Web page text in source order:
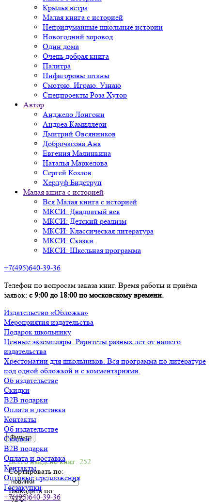
Крылья ветра
Малая книга с историей
Непридуманные школьные истории
Новогодний хоровод
Один дома
Очень добрая книга
Палитра
Пифагоровы штаны
Смотрю. Играю. Узнаю
Спецпроекты Роза Хутор
Автор
Анджело Лонгони
Андреа Камиллери
Дмитрий Овсянников
Доброчасова Аня
Евгения Малинкина
Наталья Маркелова
Сергей Козлов
Херлуф Бидструп
Малая книга с историей
Вся Малая книга с историей
МКСИ: Двадцатый век
МКСИ: Детский реализм
МКСИ: Классическая литература
МКСИ: Сказки
МКСИ: Школьная программа
+7(495)640-39-36
Телефон по вопросам заказа книг. Время работы и приёма
заявок: с 9:00 до 18:00 по московскому времени.
Издательство «Обложка»
Мероприятия издательства
Подарок школьнику
Ценные экземпляры. Раритеты разных лет от нашего
издательства
Хрестоматии для школьников. Вся программа по литературе
под одной обложкой и с комментариями.
Об издательстве
Скидки
B2B подарки
Оплата и доставка
Контакты
Об издательстве
Скидки
B2B подарки
Оплата и доставка
Контакты
Оптовые предложения
Госзакупки
+7(495)640-39-36
Фильтр
Всего найдено книг: 252
Сортировать по:
Выводить по: